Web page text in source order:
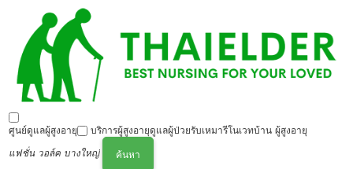
ศูนย์ดูแลผู้สูงอายุ บริการผู้สูงอายุดูแลผู้ป่วยรับเหมารีโนเวทบ้าน ผู้สูงอายุ
แฟชั่น วอล์ค บางใหญ่
ค้นหา